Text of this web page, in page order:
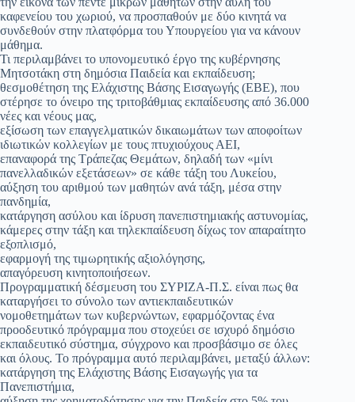
καφενείου του χωριού, να προσπαθούν με δύο κινητά να
συνδεθούν στην πλατφόρμα του Υπουργείου για να κάνουν
μάθημα.
Τι περιλαμβάνει το υπονομευτικό έργο της κυβέρνησης
Μητσοτάκη στη δημόσια Παιδεία και εκπαίδευση;
θεσμοθέτηση της Ελάχιστης Βάσης Εισαγωγής (ΕΒΕ), που
στέρησε το όνειρο της τριτοβάθμιας εκπαίδευσης από 36.000
νέες και νέους μας,
εξίσωση των επαγγελματικών δικαιωμάτων των αποφοίτων
ιδιωτικών κολλεγίων με τους πτυχιούχους ΑΕΙ,
επαναφορά της Τράπεζας Θεμάτων, δηλαδή των «μίνι
πανελλαδικών εξετάσεων» σε κάθε τάξη του Λυκείου,
αύξηση του αριθμού των μαθητών ανά τάξη, μέσα στην
πανδημία,
κατάργηση ασύλου και ίδρυση πανεπιστημιακής αστυνομίας,
κάμερες στην τάξη και τηλεκπαίδευση δίχως τον απαραίτητο
εξοπλισμό,
εφαρμογή της τιμωρητικής αξιολόγησης,
απαγόρευση κινητοποιήσεων.
Προγραμματική δέσμευση του ΣΥΡΙΖΑ-Π.Σ. είναι πως θα
καταργήσει το σύνολο των αντιεκπαιδευτικών
νομοθετημάτων των κυβερνώντων, εφαρμόζοντας ένα
προοδευτικό πρόγραμμα που στοχεύει σε ισχυρό δημόσιο
εκπαιδευτικό σύστημα, σύγχρονο και προσβάσιμο σε όλες
και όλους. Το πρόγραμμα αυτό περιλαμβάνει, μεταξύ άλλων:
κατάργηση της Ελάχιστης Βάσης Εισαγωγής για τα
Πανεπιστήμια,